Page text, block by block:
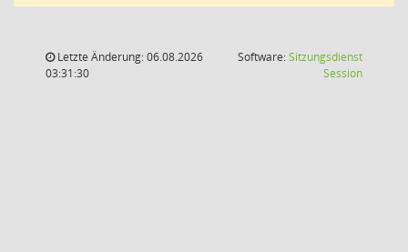
Letzte Änderung: 06.08.2026
03:31:30
Software:Sitzungsdienst
Session(Wird in